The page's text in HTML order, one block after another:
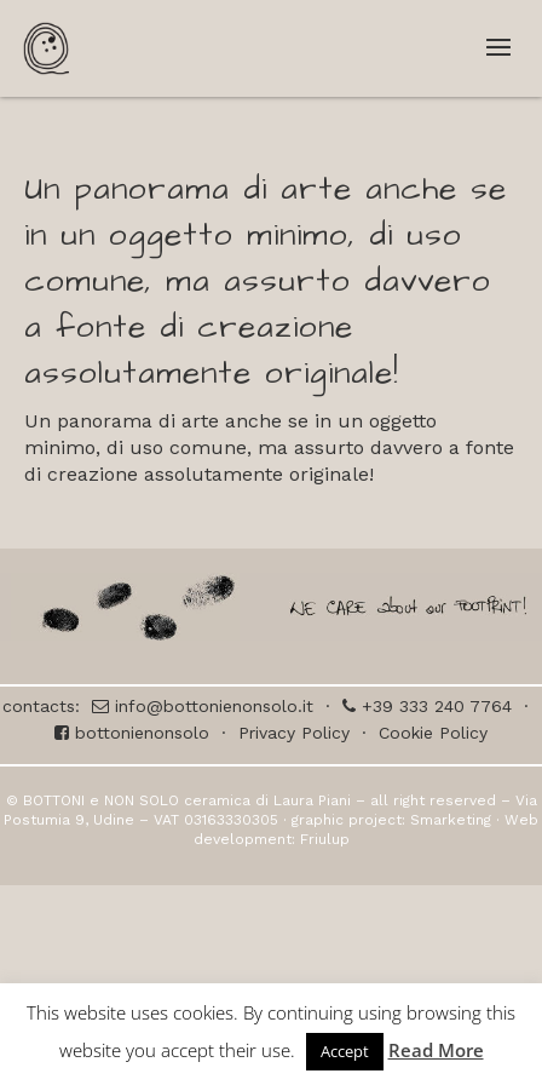
Un panorama di arte anche se
in un oggetto minimo, di uso
comune, ma assurto davvero
a fonte di creazione
assolutamente originale!
Un panorama di arte anche se in un oggetto
minimo, di uso comune, ma assurto davvero a fonte
di creazione assolutamente originale!
contacts: info@bottonienonsolo.it· +39 333 240 7764·
bottonienonsolo · Privacy Policy · Cookie Policy
© BOTTONI e NON SOLO ceramica di Laura Piani – all right reserved – Via
Postumia 9, Udine – VAT 03163330305 · graphic project: Smarketing · Web
development: Friulup
This website uses cookies. By continuing using browsing this
website you accept their use.
Accept Read More